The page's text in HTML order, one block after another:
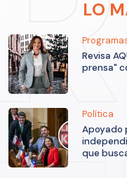
LO
Revisa
prensa"
Política
Apoyado
que